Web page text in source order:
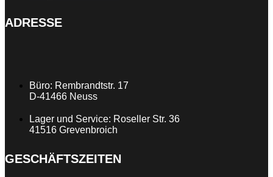
ADRESSE
Büro: Rembrandtstr. 17
D-41466 Neuss
Lager und Service: Roseller Str. 36
41516 Grevenbroich
GESCHÄFTSZEITEN